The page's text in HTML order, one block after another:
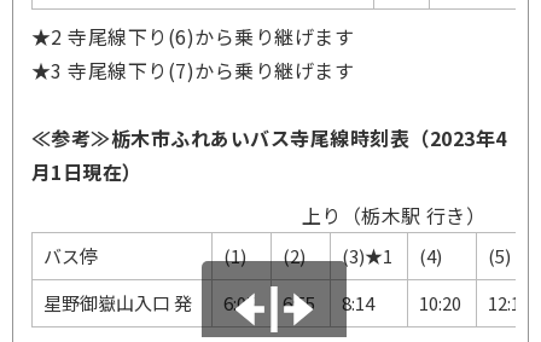
★2 寺尾線下り(6)から乗り継げます
★3 寺尾線下り(7)から乗り継げます
≪参考≫栃木市ふれあいバス寺尾線時刻表（2023年4
月1日現在）
上り（栃木駅 行き）
バス停 (1) (2) (3)★1 (4)
(5)
星野御嶽山入口 発
6:05 6:55 8:14 10:20 12:15